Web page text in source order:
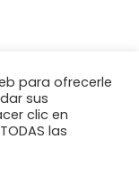
para ofrecerle
sus
clic en
las